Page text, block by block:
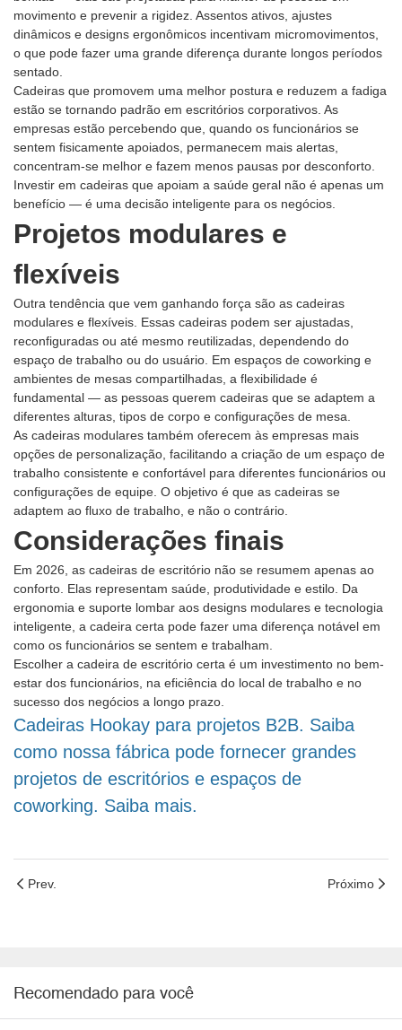
movimento e prevenir a rigidez. Assentos ativos, ajustes
dinâmicos e designs ergonômicos incentivam micromovimentos,
o que pode fazer uma grande diferença durante longos períodos
sentado.
Cadeiras que promovem uma melhor postura e reduzem a fadiga
estão se tornando padrão em escritórios corporativos. As
empresas estão percebendo que, quando os funcionários se
sentem fisicamente apoiados, permanecem mais alertas,
concentram-se melhor e fazem menos pausas por desconforto.
Investir em cadeiras que apoiam a saúde geral não é apenas um
benefício — é uma decisão inteligente para os negócios.
Projetos modulares e
flexíveis
Outra tendência que vem ganhando força são as cadeiras
modulares e flexíveis. Essas cadeiras podem ser ajustadas,
reconfiguradas ou até mesmo reutilizadas, dependendo do
espaço de trabalho ou do usuário. Em espaços de coworking e
ambientes de mesas compartilhadas, a flexibilidade é
fundamental — as pessoas querem cadeiras que se adaptem a
diferentes alturas, tipos de corpo e configurações de mesa.
As cadeiras modulares também oferecem às empresas mais
opções de personalização, facilitando a criação de um espaço de
trabalho consistente e confortável para diferentes funcionários ou
configurações de equipe. O objetivo é que as cadeiras se
adaptem ao fluxo de trabalho, e não o contrário.
Considerações finais
Em 2026, as cadeiras de escritório não se resumem apenas ao
conforto. Elas representam saúde, produtividade e estilo. Da
ergonomia e suporte lombar aos designs modulares e tecnologia
inteligente, a cadeira certa pode fazer uma diferença notável em
como os funcionários se sentem e trabalham.
Escolher a cadeira de escritório certa é um investimento no bem-
estar dos funcionários, na eficiência do local de trabalho e no
sucesso dos negócios a longo prazo.
Cadeiras Hookay para projetos B2B. Saiba
como nossa fábrica pode fornecer grandes
projetos de escritórios e espaços de
coworking. Saiba mais.
Prev. Próximo
Recomendado para você